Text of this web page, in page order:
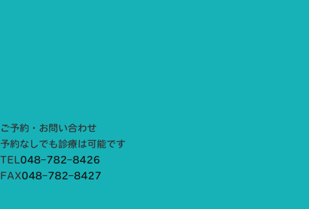
ご予約・お問い合わせ
予約なしでも診療は可能です
TEL 048−782−8426
FAX048−782−8427